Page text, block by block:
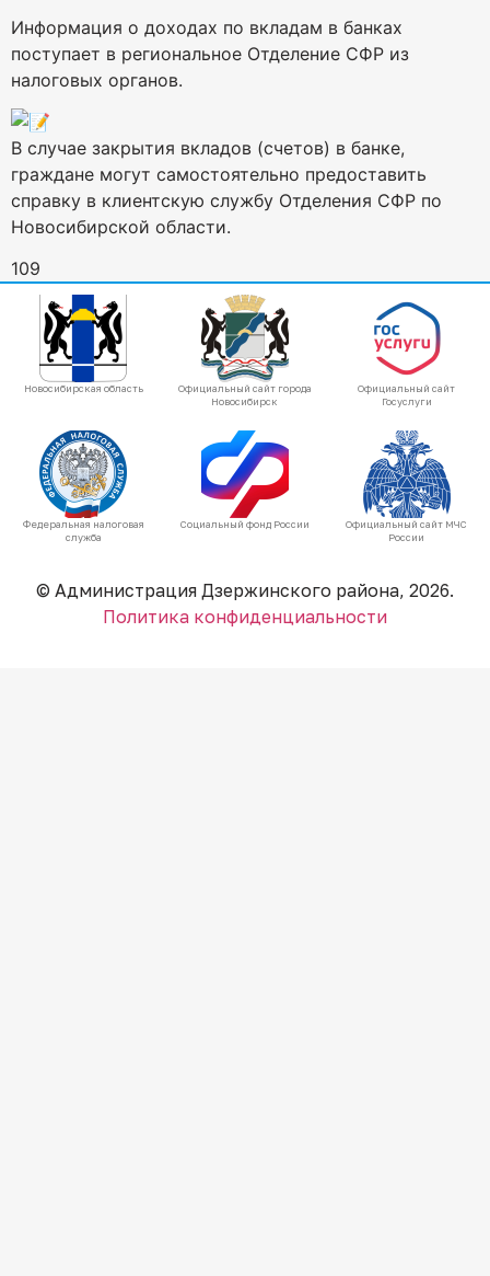
Информация о доходах по вкладам в банках
поступает в региональное Отделение СФР из
налоговых органов.
В случае закрытия вкладов (счетов) в банке,
граждане могут самостоятельно предоставить
справку в клиентскую службу Отделения СФР по
Новосибирской области.
109
Новосибирская область
Официальный сайт города
Новосибирск
Официальный сайт
Госуслуги
Федеральная налоговая
служба
Социальный фонд России
Официальный сайт МЧС
России
© Администрация Дзержинского района, 2026.
Политика конфиденциальности